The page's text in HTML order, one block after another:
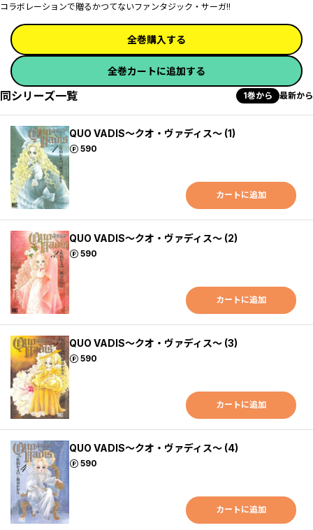
コラボレーションで贈るかつてないファンタジック・サーガ!!
全巻購入する
全巻カートに追加する
同シリーズ一覧 1巻から 最新から
QUO VADIS～クオ・ヴァディス～ (1)
590
ポイント
カートに追加
QUO VADIS～クオ・ヴァディス～ (2)
590
ポイント
カートに追加
QUO VADIS～クオ・ヴァディス～ (3)
590
ポイント
カートに追加
QUO VADIS～クオ・ヴァディス～ (4)
590
ポイント
カートに追加